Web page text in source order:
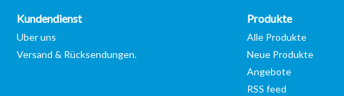
Kundendienst
Uber uns
Versand & Rücksendungen.
Produkte
Alle Produkte
Neue Produkte
Angebote
RSS feed